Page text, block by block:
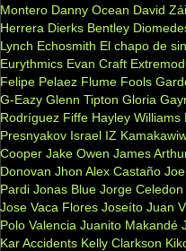
Montero Danny Ocean David
Herrera Dierks Bentley
Lynch Echosmith El chapo de
Eurythmics Evan Craft
Felipe Pelaez Flume Fools
G-Eazy Glenn Tipton Gloria
Rodríguez Fiffe Hayley Williams
Presnyakov Israel IZ
Cooper Jake Owen James
Donovan Jhon Alex Castaño
Pardi Jonas Blue Jorge Celedon
Jose Vaca Flores Joseíto Juan
Polo Valencia Juanito Makandé
Kar Accidents Kelly Clarkson